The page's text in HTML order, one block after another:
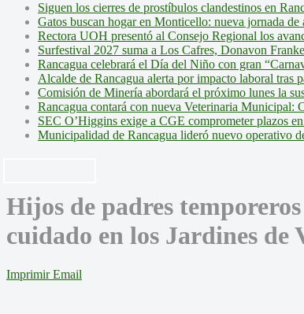
Siguen los cierres de prostíbulos clandestinos en
Gatos buscan hogar en Monticello: nueva jornada
Rectora UOH presentó al Consejo Regional los
Surfestival 2027 suma a Los Cafres, Donavon
Rancagua celebrará el Día del Niño con gran
Alcalde de Rancagua alerta por impacto laboral tras
Comisión de Minería abordará el próximo lunes la
Rancagua contará con nueva Veterinaria
SEC O’Higgins exige a CGE comprometer plazos
Municipalidad de Rancagua lideró nuevo operativo
Hijos de padres
cuidado en los Jardines de
Imprimir Email